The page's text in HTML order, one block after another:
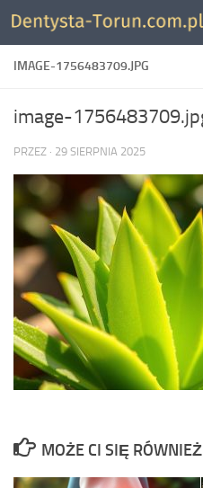
Skip to content
IMAGE-1756483709.JPG
image-
PRZEZ · 29 SIERPNIA 2025
MOŻE CI SIĘ